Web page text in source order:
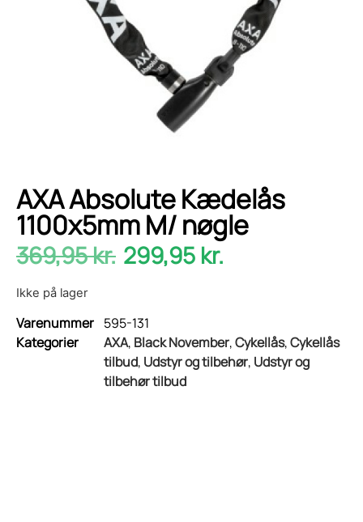
AXA Absolute Kædelås
1100x5mm M/ nøgle
369,95kr. 299,95 kr.
Ikke på lager
Varenummer 595-131
Kategorier
AXA, Black November,Cykellås,Cykellås
tilbud, Udstyr og tilbehør, Udstyr og
tilbehør tilbud